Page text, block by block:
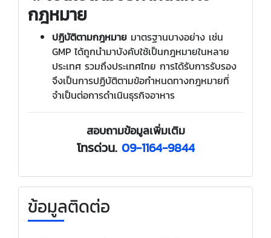
กฎหมาย
ปฏิบัติตามกฎหมาย มาตรฐานบางอย่าง เช่น
GMP ได้ถูกนำมาบังคับใช้เป็นกฎหมายในหลาย
ประเทศ รวมถึงประเทศไทย การได้รับการรับรอง
จึงเป็นการปฏิบัติตามข้อกำหนดทางกฎหมายที่
จำเป็นต่อการดำเนินธุรกิจอาหาร
สอบถามข้อมูลเพิ่มเติม
โทรด่วน. 09-1164-9844
ข้อมูลติดต่อ